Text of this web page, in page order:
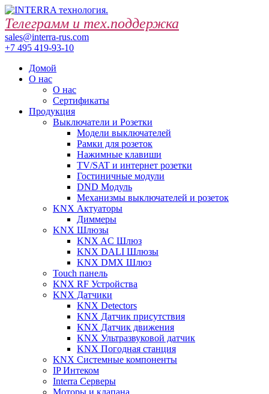
Телеграмм и тех.поддержка
sales@interra-rus.com
+7 495 419-93-10
Домой
О нас
О нас
Сертификаты
Продукция
Выключатели и Розетки
Модели выключателей
Рамки для розеток
Нажимные клавиши
TV/SAT и интернет розетки
Гостиничные модули
DND Модуль
Механизмы выключателей и розеток
KNX Актуаторы
Диммеры
KNX Шлюзы
KNX AC Шлюз
KNX DALI Шлюзы
KNX DMX Шлюз
Touch панель
KNX RF Устройства
KNX Датчики
KNX Detectors
KNX Датчик присутствия
KNX Датчик движения
KNX Ультразвуковой датчик
KNX Погодная станция
KNX Системные компоненты
IP Интеком
Interra Серверы
Моторы и клапана